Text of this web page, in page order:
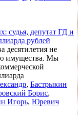
судья, депутат ГД и
рублей
десятилетия не
имущества. Мы
, Бастрыкин
Борис,
Игорь, Юревич